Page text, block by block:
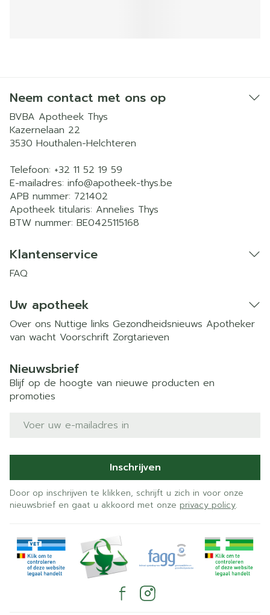
Neem contact met ons op
BVBA Apotheek Thys
Kazernelaan 22
3530 Houthalen-Helchteren
Telefoon: +32 11 52 19 59
E-mailadres: info@apotheek-thys.be
APB nummer: 721402
Apotheek titularis: Annelies Thys
BTW nummer: BE0425115168
Klantenservice
FAQ
Uw apotheek
Over ons Nuttige links Gezondheidsnieuws Apotheker
van wacht Voorschrift Zorgtarieven
Nieuwsbrief
Blijf op de hoogte van nieuwe producten en
promoties
E-mail adres
Inschrijven
Door op inschrijven te klikken, schrijft u zich in voor onze
nieuwsbrief en gaat u akkoord met onze privacy policy.